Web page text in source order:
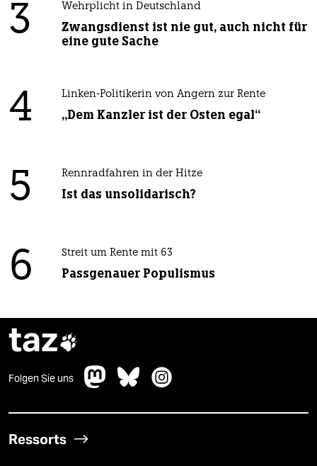
3 Wehrplicht in Deutschland
Zwangsdienst ist nie gut, auch nicht für
eine gute Sache
4 Linken-Politikerin von Angern zur Rente
„Dem Kanzler ist der Osten egal“
5 Rennradfahren in der Hitze
Ist das unsolidarisch?
6 Streit um Rente mit 63
Passgenauer Populismus
taz
Folgen Sie uns
Ressorts